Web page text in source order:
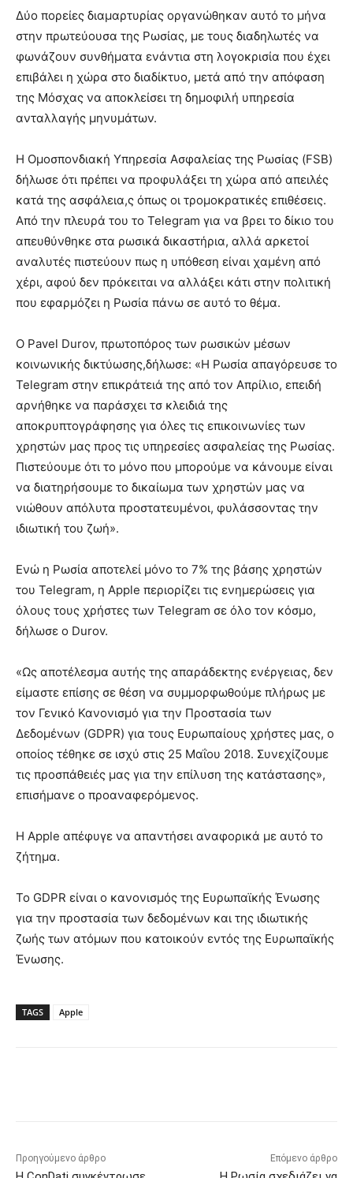
Δύο πορείες διαμαρτυρίας οργανώθηκαν αυτό το μήνα
στην πρωτεύουσα της Ρωσίας, με τους διαδηλωτές να
φωνάζουν συνθήματα ενάντια στη λογοκρισία που έχει
επιβάλει η χώρα στο διαδίκτυο, μετά από την απόφαση
της Μόσχας να αποκλείσει τη δημοφιλή υπηρεσία
ανταλλαγής μηνυμάτων.
Η Ομοσπονδιακή Υπηρεσία Ασφαλείας της Ρωσίας (FSB)
δήλωσε ότι πρέπει να προφυλάξει τη χώρα από απειλές
κατά της ασφάλεια,ς όπως οι τρομοκρατικές επιθέσεις.
Από την πλευρά του το Telegram για να βρει το δίκιο του
απευθύνθηκε στα ρωσικά δικαστήρια, αλλά αρκετοί
αναλυτές πιστεύουν πως η υπόθεση είναι χαμένη από
χέρι, αφού δεν πρόκειται να αλλάξει κάτι στην πολιτική
που εφαρμόζει η Ρωσία πάνω σε αυτό το θέμα.
Ο Pavel Durov, πρωτοπόρος των ρωσικών μέσων
κοινωνικής δικτύωσης,δήλωσε: «Η Ρωσία απαγόρευσε το
Telegram στην επικράτειά της από τον Απρίλιο, επειδή
αρνήθηκε να παράσχει τσ κλειδιά της
αποκρυπτογράφησης για όλες τις επικοινωνίες των
χρηστών μας προς τις υπηρεσίες ασφαλείας της Ρωσίας.
Πιστεύουμε ότι το μόνο που μπορούμε να κάνουμε είναι
να διατηρήσουμε το δικαίωμα των χρηστών μας να
νιώθουν απόλυτα προστατευμένοι, φυλάσσοντας την
ιδιωτική του ζωή».
Ενώ η Ρωσία αποτελεί μόνο το 7% της βάσης χρηστών
του Telegram, η Apple περιορίζει τις ενημερώσεις για
όλους τους χρήστες των Telegram σε όλο τον κόσμο,
δήλωσε ο Durov.
«Ως αποτέλεσμα αυτής της απαράδεκτης ενέργειας, δεν
είμαστε επίσης σε θέση να συμμορφωθούμε πλήρως με
τον Γενικό Κανονισμό για την Προστασία των
Δεδομένων (GDPR) για τους Ευρωπαίους χρήστες μας, ο
οποίος τέθηκε σε ισχύ στις 25 Μαΐου 2018. Συνεχίζουμε
τις προσπάθειές μας για την επίλυση της κατάστασης»,
επισήμανε ο προαναφερόμενος.
Η Apple απέφυγε να απαντήσει αναφορικά με αυτό το
ζήτημα.
Το GDPR είναι ο κανονισμός της Ευρωπαϊκής Ένωσης
για την προστασία των δεδομένων και της ιδιωτικής
ζωής των ατόμων που κατοικούν εντός της Ευρωπαϊκής
Ένωσης.
TAGS Apple
Προηγούμενο άρθρο Επόμενο άρθρο